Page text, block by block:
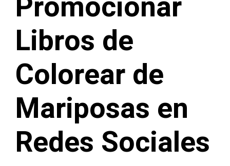
Libros de
Colorear de
Mariposas en
Redes Sociales